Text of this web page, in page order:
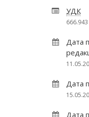
УДК
666.943
Дата
Дата
Дата